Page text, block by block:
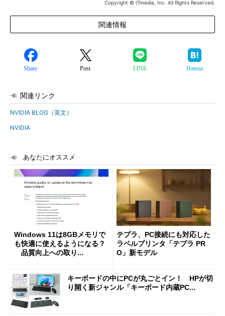
Copyright © ITmedia, Inc. All Rights Reserved.
関連情報
Share Post LINE Hatena
関連リンク
NVIDIA BLOG（英文）
NVIDIA
あなたにオススメ
Windows 11は8GBメモリで
も快適に使えるようになる？
品質向上への取り...
テプラ、PC接続にも対応した
ラベルプリンタ「テプラ PR
O」新モデル
キーボードの中にPCが丸ごとイン！ HPが切
り開く新ジャンル「キーボード内蔵PC...